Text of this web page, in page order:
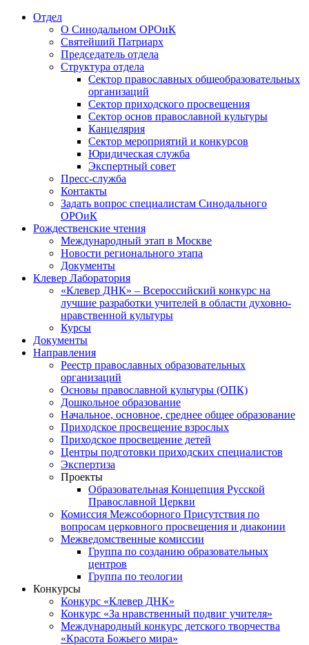
Отдел
О Синодальном ОРОиК
Святейший Патриарх
Председатель отдела
Структура отдела
Сектор православных общеобразовательных
организаций
Сектор приходского просвещения
Сектор основ православной культуры
Канцелярия
Сектор мероприятий и конкурсов
Юридическая служба
Экспертный совет
Пресс-служба
Контакты
Задать вопрос специалистам Синодального
ОРОиК
Рождественские чтения
Международный этап в Москве
Новости регионального этапа
Документы
Клевер Лаборатория
«Клевер ДНК» – Всероссийский конкурс на
лучшие разработки учителей в области духовно-
нравственной культуры
Курсы
Документы
Направления
Реестр православных образовательных
организаций
Основы православной культуры (ОПК)
Дошкольное образование
Начальное, основное, среднее общее образование
Приходское просвещение взрослых
Приходское просвещение детей
Центры подготовки приходских специалистов
Экспертиза
Проекты
Образовательная Концепция Русской
Православной Церкви
Комиссия Межсоборного Присутствия по
вопросам церковного просвещения и диаконии
Межведомственные комиссии
Группа по созданию образовательных
центров
Группа по теологии
Конкурсы
Конкурс «Клевер ДНК»
Конкурс «За нравственный подвиг учителя»
Международный конкурс детского творчества
«Красота Божьего мира»